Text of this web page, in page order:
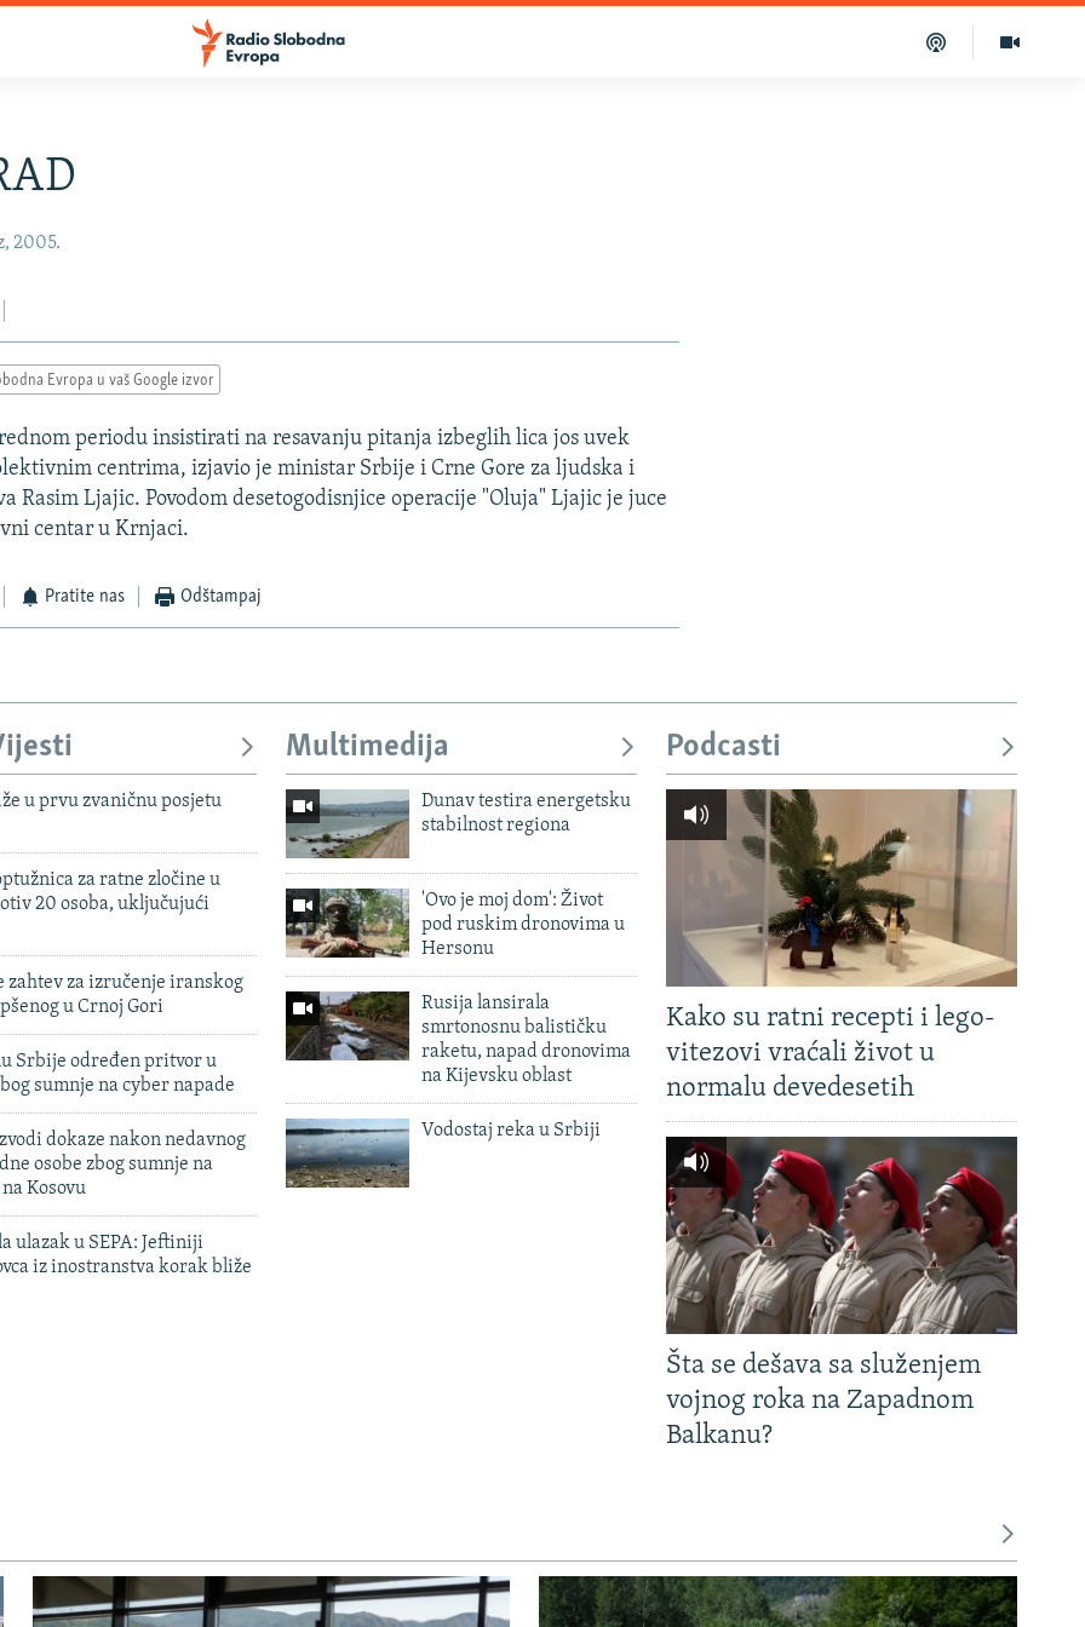
2005.
Evropa u vaš Google izvor
periodu insistirati na resavanju pitanja izbeglih lica jos uvek
centrima, izjavio je ministar Srbije i Crne Gore za ljudska i
Rasim Ljajic. Povodom desetogodisnjice operacije "Oluja" Ljajic je juce
centar u Krnjaci.
Pratite nas Odštampaj
u prvu zvaničnu posjetu
za ratne zločine u
20 osoba, uključujući
zahtev za izručenje iranskog
u Crnoj Gori
Srbije određen pritvor u
sumnje na cyber napade
dokaze nakon nedavnog
osobe zbog sumnje na
Kosovu
ulazak u SEPA: Jeftiniji
iz inostranstva korak bliže
Multimedija
Dunav testira energetsku
stabilnost regiona
'Ovo je moj dom': Život
pod ruskim dronovima u
Hersonu
Rusija lansirala
smrtonosnu balističku
raketu, napad dronovima
na Kijevsku oblast
Vodostaj reka u Srbiji
Podcasti
Kako su ratni recepti i lego-
vitezovi vraćali život u
normalu devedesetih
Šta se dešava sa služenjem
vojnog roka na Zapadnom
Balkanu?